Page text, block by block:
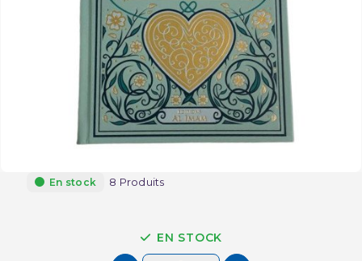
En stock 8 Produits
EN STOCK